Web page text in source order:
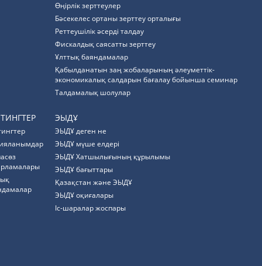
Өңірлік зерттеулер
Бәсекелес ортаны зерттеу орталығы
Реттеушілік әсерді талдау
Фискалдық саясатты зерттеу
Ұлттық баяндамалар
Қабылданатын заң жобаларының әлеуметтік-
экономикалық салдарын бағалау бойынша семинар
Талдамалық шолулар
ЭЫДҰ
ЭЫДҰ деген не
ЭЫДҰ мүше елдері
ЭЫДҰ Хатшылығының құрылымы
ЭЫДҰ бағыттары
Қазақстан және ЭЫДҰ
ЭЫДҰ оқиғалары
Іс-шаралар жоспары